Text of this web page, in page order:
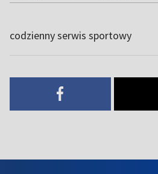
codzienny serwis sportowy